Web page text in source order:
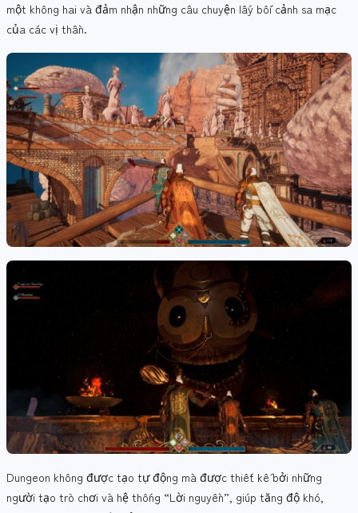
một không hai và đảm nhận những câu chuyện lấy bối cảnh sa mạc
của các vị thần.
Dungeon không được tạo tự động mà được thiết kế bởi những
người tạo trò chơi và hệ thống “Lời nguyền”, giúp tăng độ khó,